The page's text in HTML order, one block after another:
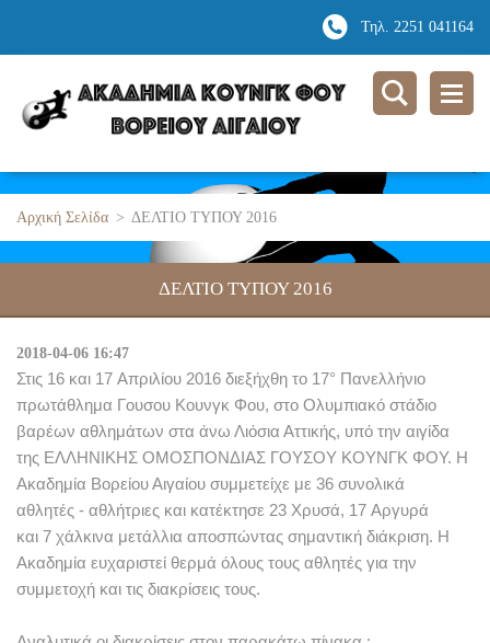
Τηλ. 2251 041164
Αρχική Σελίδα > ΔΕΛΤΙΟ ΤΥΠΟΥ 2016
ΔΕΛΤΙΟ ΤΥΠΟΥ 2016
2018-04-06 16:47
Στις 16 και 17 Απριλίου 2016 διεξήχθη το 17° Πανελλήνιο
πρωτάθλημα Γουσου Κουνγκ Φου, στο Ολυμπιακό στάδιο
βαρέων αθλημάτων στα άνω Λιόσια Αττικής, υπό την αιγίδα
της ΕΛΛΗΝΙΚΗΣ ΟΜΟΣΠΟΝΔΙΑΣ ΓΟΥΣΟΥ ΚΟΥΝΓΚ ΦΟΥ. Η
Ακαδημία Βορείου Αιγαίου συμμετείχε με 36 συνολικά
αθλητές - αθλήτριες και κατέκτησε 23 Χρυσά, 17 Αργυρά
και 7 χάλκινα μετάλλια αποσπώντας σημαντική διάκριση. Η
Ακαδημία ευχαριστεί θερμά όλους τους αθλητές για την
συμμετοχή και τις διακρίσεις τους.